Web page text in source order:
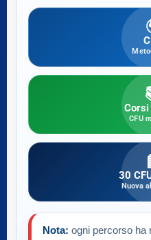
CFU
30
Nuova
Nota: ogni percorso ha